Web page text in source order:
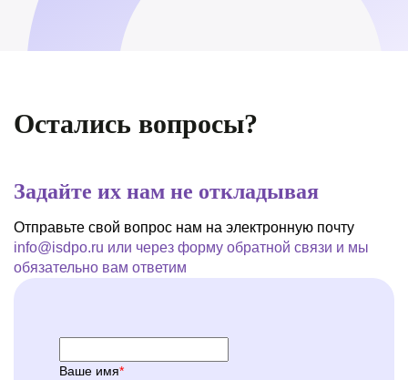
Остались вопросы?
Задайте их нам не откладывая
Отправьте свой вопрос нам на электронную почту
info@isdpo.ru или через форму обратной связи и мы
обязательно вам ответим
Ваше имя